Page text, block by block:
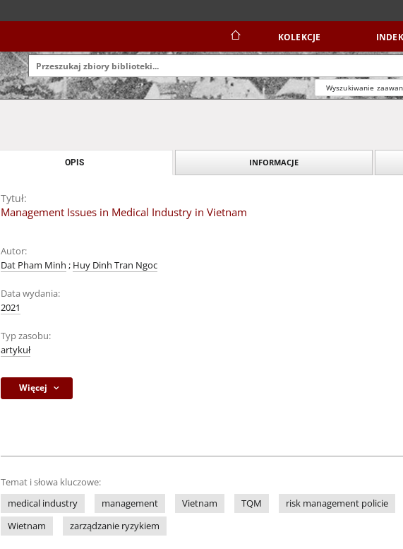
KOLEKCJE
Wyszukiwanie
OPIS INFORMACJE
Tytuł:
Management Issues in Medical Industry in Vietnam
Autor:
Dat Pham Minh ; Huy Dinh Tran Ngoc
Data wydania:
2021
Typ zasobu:
artykuł
Więcej
Temat i słowa kluczowe:
medical industry
management Vietnam TQM risk management policie
Wietnam
zarządzanie ryzykiem